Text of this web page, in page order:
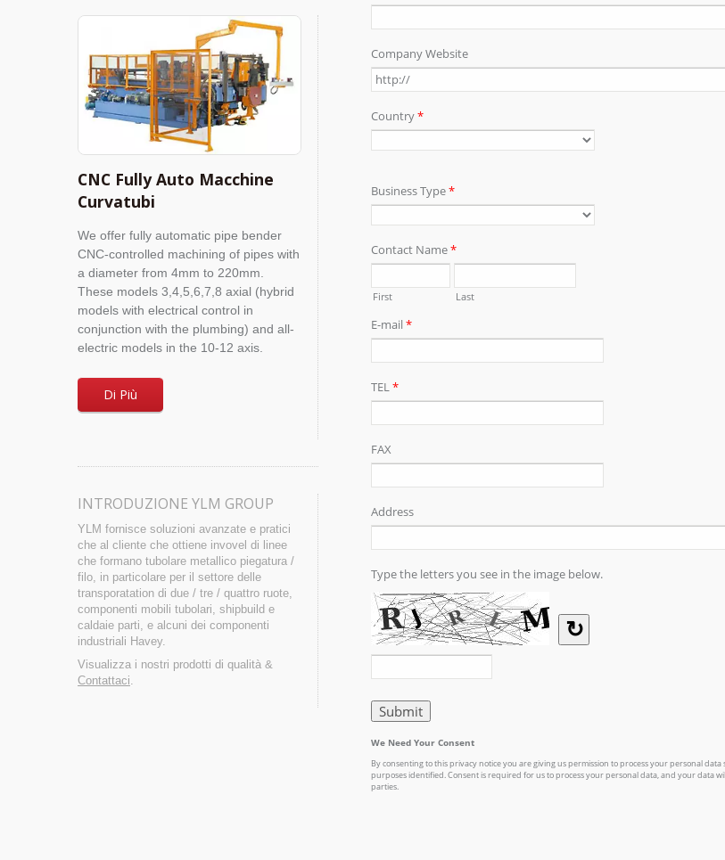
CNC Fully Auto Macchine
Curvatubi
We offer fully automatic pipe bender
CNC-controlled machining of pipes with
a diameter from 4mm to 220mm.
These models 3,4,5,6,7,8 axial (hybrid
models with electrical control in
conjunction with the plumbing) and all-
electric models in the 10-12 axis.
Di Più
INTRODUZIONE YLM GROUP
YLM fornisce soluzioni avanzate e pratici
che al cliente che ottiene invovel di linee
che formano tubolare metallico piegatura /
filo, in particolare per il settore delle
transporatation di due / tre / quattro ruote,
componenti mobili tubolari, shipbuild e
caldaie parti, e alcuni dei componenti
industriali Havey.
Visualizza i nostri prodotti di qualità &
Contattaci.